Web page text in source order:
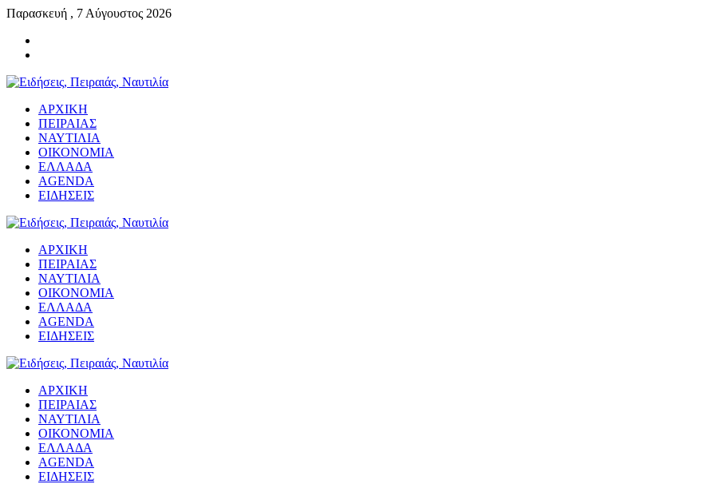
Παρασκευή , 7 Αύγουστος 2026
ΑΡΧΙΚΗ
ΠΕΙΡΑΙΑΣ
ΝΑΥΤΙΛΙΑ
ΟΙΚΟΝΟΜΙΑ
ΕΛΛΑΔΑ
AGENDA
ΕΙΔΗΣΕΙΣ
ΑΡΧΙΚΗ
ΠΕΙΡΑΙΑΣ
ΝΑΥΤΙΛΙΑ
ΟΙΚΟΝΟΜΙΑ
ΕΛΛΑΔΑ
AGENDA
ΕΙΔΗΣΕΙΣ
ΑΡΧΙΚΗ
ΠΕΙΡΑΙΑΣ
ΝΑΥΤΙΛΙΑ
ΟΙΚΟΝΟΜΙΑ
ΕΛΛΑΔΑ
AGENDA
ΕΙΔΗΣΕΙΣ